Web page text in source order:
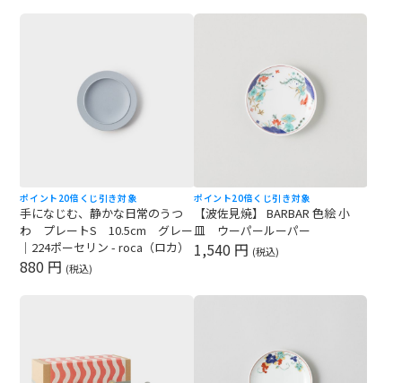
ポイント20倍 くじ引き対象
手になじむ、静かな日常のうつ
わ プレートS 10.5cm グレー
｜224ポーセリン - roca（ロカ）
880 円 (税込)
ポイント20倍 くじ引き対象
【波佐見焼】 BARBAR 色絵 小
皿 ウーパールーパー
1,540 円 (税込)